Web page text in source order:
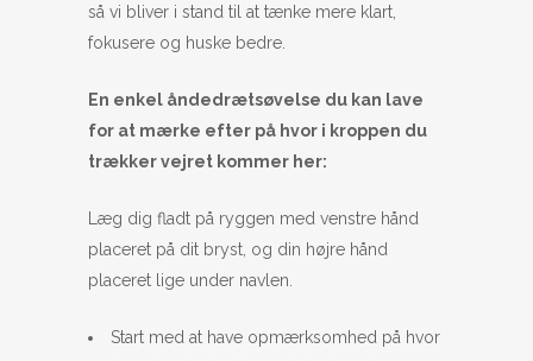
så vi bliver i stand til at tænke mere klart,
fokusere og huske bedre.
En enkel åndedrætsøvelse du kan lave
for at mærke efter på hvor i kroppen du
trækker vejret kommer her:
Læg dig fladt på ryggen med venstre hånd
placeret på dit bryst, og din højre hånd
placeret lige under navlen.
Start med at have opmærksomhed på hvor